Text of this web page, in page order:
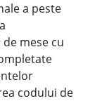
a peste
mese cu
codului de